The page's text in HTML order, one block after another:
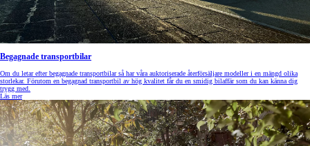
Begagnade transportbilar
Om du letar efter begagnade transportbilar så har våra auktoriserade återförsäljare modeller i en mängd olika
storlekar. Förutom en begagnad transportbil av hög kvalitet får du en smidig bilaffär som du kan känna dig
trygg med.
Läs mer